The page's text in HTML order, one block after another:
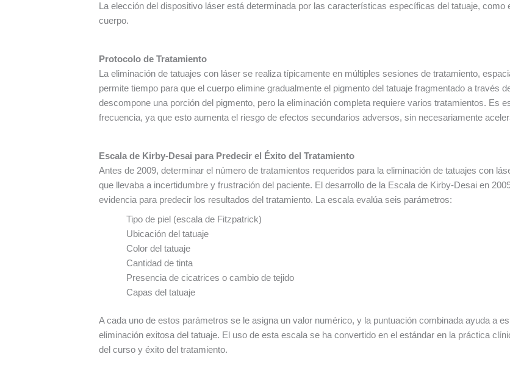
La elección del dispositivo láser está determinada por las características específicas del tatuaje, como
cuerpo.
Protocolo de Tratamiento
La eliminación de tatuajes con láser se realiza típicamente en múltiples sesiones de tratamiento,
permite tiempo para que el cuerpo elimine gradualmente el pigmento del tatuaje fragmentado a través
descompone una porción del pigmento, pero la eliminación completa requiere varios tratamientos. Es
frecuencia, ya que esto aumenta el riesgo de efectos secundarios adversos, sin necesariamente
Escala de Kirby-Desai para Predecir el Éxito del Tratamiento
Antes de 2009, determinar el número de tratamientos requeridos para la eliminación de tatuajes con
que llevaba a incertidumbre y frustración del paciente. El desarrollo de la Escala de Kirby-Desai en
evidencia para predecir los resultados del tratamiento. La escala evalúa seis parámetros:
Tipo de piel (escala de Fitzpatrick)
Ubicación del tatuaje
Color del tatuaje
Cantidad de tinta
Presencia de cicatrices o cambio de tejido
Capas del tatuaje
A cada uno de estos parámetros se le asigna un valor numérico, y la puntuación combinada ayuda a
eliminación exitosa del tatuaje. El uso de esta escala se ha convertido en el estándar en la práctica
del curso y éxito del tratamiento.